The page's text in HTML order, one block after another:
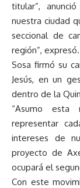
titular”,
nuestra ciudad
seccional de
región”, expresó.
Sosa firmó su
Jesús, en un
dentro de la
“Asumo esta
representar
intereses de
proyecto de
ocupará el
Con este